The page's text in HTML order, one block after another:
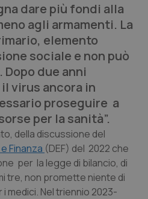
dare più fondi alla
agli armamenti. La
elemento
sociale e non può
due anni
virus ancora in
proseguire a
per la sanità”.
della discussione del
Finanza (DEF) del 2022 che
per la legge di bilancio, di
tre, non promette niente di
medici. Nel triennio 2023-